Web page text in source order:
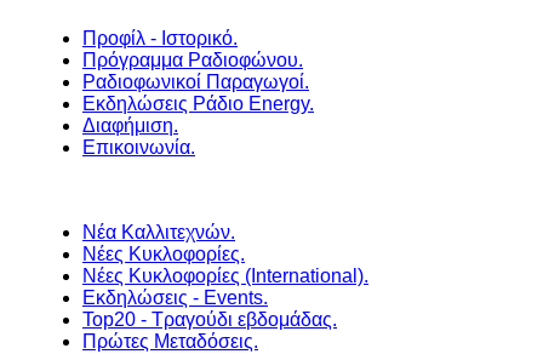
Προφίλ - Ιστορικό.
Πρόγραμμα Ραδιοφώνου.
Ραδιοφωνικοί Παραγωγοί.
Εκδηλώσεις Ράδιο Energy.
Διαφήμιση.
Επικοινωνία.
Νέα Καλλιτεχνών.
Νέες Κυκλοφορίες.
Νέες Κυκλοφορίες (International).
Εκδηλώσεις - Events.
Top20 - Τραγούδι εβδομάδας.
Πρώτες Μεταδόσεις.